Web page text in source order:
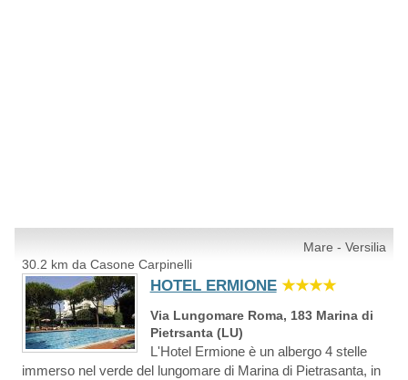
Mare - Versilia
30.2 km da Casone Carpinelli
HOTEL ERMIONE ★★★★
Via Lungomare Roma, 183 Marina di
Pietrsanta (LU)
L'Hotel Ermione è un albergo 4 stelle
immerso nel verde del lungomare di Marina di Pietrasanta, in